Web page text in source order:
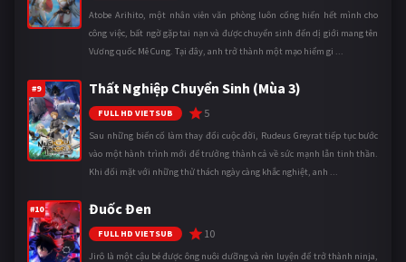
Atobe Arihito, một nhân viên văn phòng luôn cống hiến hết mình cho
công việc, bất ngờ gặp tai nạn và được chuyển sinh đến dị giới mang tên
Vương quốc Mê Cung. Tại đây, anh trở thành một mạo hiểm gi ...
#9 Thất Nghiệp Chuyển Sinh (Mùa 3)
FULL HD VIETSUB 5
Sau những biến cố làm thay đổi cuộc đời, Rudeus Greyrat tiếp tục bước
vào một hành trình mới để trưởng thành cả về sức mạnh lẫn tinh thần.
Khi đối mặt với những thử thách ngày càng khắc nghiệt, anh ...
#10 Đuốc Đen
FULL HD VIETSUB 10
Jirô là một cậu bé được ông nuôi dưỡng và rèn luyện để trở thành ninja,